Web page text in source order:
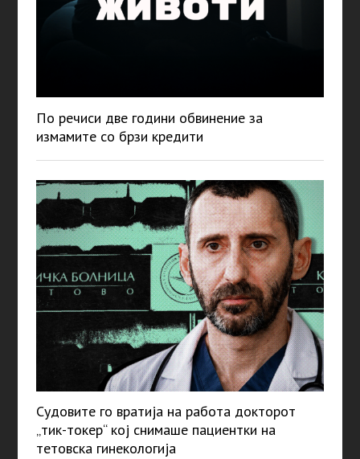
По речиси две години обвинение за
измамите со брзи кредити
Судовите го вратија на работа докторот
„тик-токер“ кој снимаше пациентки на
тетовска гинекологија